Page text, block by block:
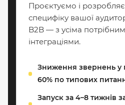
Проєктуємо і
специфіку вашої
B2B — з усіма
інтеграціями.
Зниження звернень у
60% по типових
Запуск за 4–8 тижнів